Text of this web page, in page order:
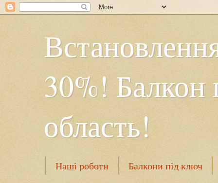
30%! Балкон
область!
Наші роботи
Балкони під ключ